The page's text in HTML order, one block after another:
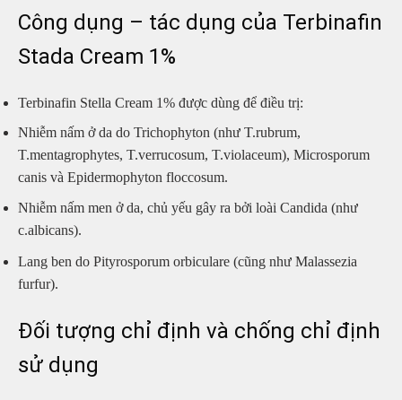
Công dụng – tác dụng của Terbinafin
Stada Cream 1%
Terbinafin Stella Cream 1% được dùng để điều trị:
Nhiễm nấm ở da do Trichophyton (như T.rubrum,
T.mentagrophytes, T.verrucosum, T.violaceum), Microsporum
canis và Epidermophyton floccosum.
Nhiễm nấm men ở da, chủ yếu gây ra bởi loài Candida (như
c.albicans).
Lang ben do Pityrosporum orbiculare (cũng như Malassezia
furfur).
Đối tượng chỉ định và chống chỉ định
sử dụng